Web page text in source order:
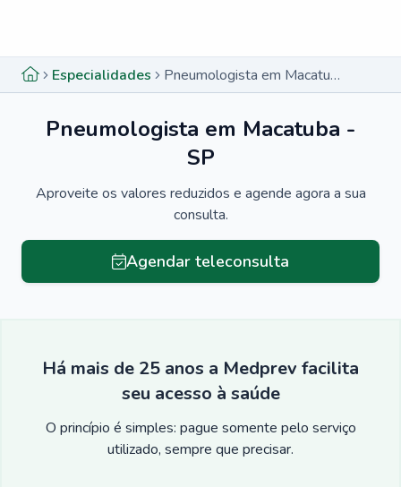
Especialidades Pneumologista em Macatuba - SP
Pneumologista em Macatuba -
SP
Aproveite os valores reduzidos e agende agora a sua
consulta.
Agendar teleconsulta
Há mais de 25 anos a Medprev facilita
seu acesso à saúde
O princípio é simples: pague somente pelo serviço
utilizado, sempre que precisar.